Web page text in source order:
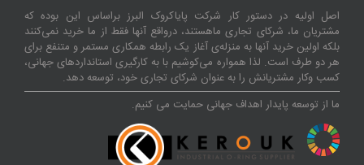
اصل اولیه در دستور کار شرکت پایاکروک البرز براساس این بوده که
مشتریان ما، شرکای تجاری ماهستند، درواقع آنها فقط از ما خرید نمی‌کنند
بلکه اولین خرید آنها به منزله‌ی آغاز یک رابطه همکاری مستمر و متنفع برای
هر دو طرف است. لذا همواره می‌کوشیم با به کارگیری استانداردهای جهانی،
کسب‌ و‌کار مشتریانش را به عنوان شرکای تجاری خود، توسعه دهد.
ما از توسعه پایدار اهداف جهانی حمایت می کنیم.